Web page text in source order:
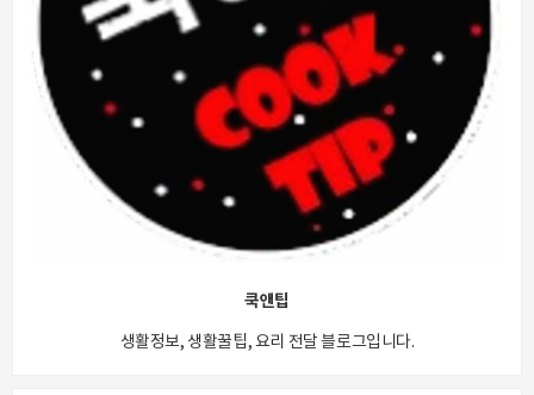
쿡앤팁
생활정보, 생활꿀팁, 요리 전달 블로그입니다.